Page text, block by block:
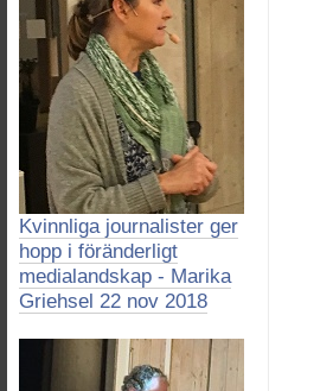
Kvinnliga journalister ger
hopp i föränderligt
medialandskap - Marika
Griehsel 22 nov 2018